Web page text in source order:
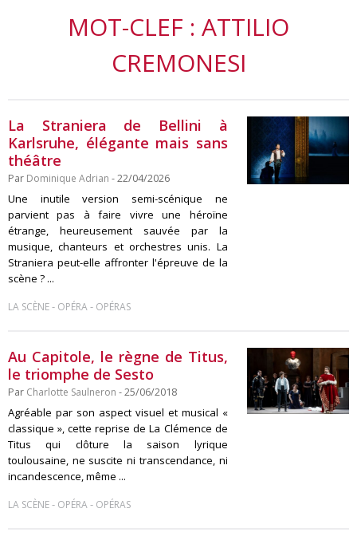
MOT-CLEF : ATTILIO
CREMONESI
La Straniera de Bellini à
Karlsruhe, élégante mais sans
théâtre
Par Dominique Adrian - 22/04/2026
Une inutile version semi-scénique ne
parvient pas à faire vivre une héroïne
étrange, heureusement sauvée par la
musique, chanteurs et orchestres unis. La
Straniera peut-elle affronter l'épreuve de la
scène ? ...
LA SCÈNE- OPÉRA- OPÉRAS
Au Capitole, le règne de Titus,
le triomphe de Sesto
Par Charlotte Saulneron - 25/06/2018
Agréable par son aspect visuel et musical «
classique », cette reprise de La Clémence de
Titus qui clôture la saison lyrique
toulousaine, ne suscite ni transcendance, ni
incandescence, même ...
LA SCÈNE- OPÉRA- OPÉRAS